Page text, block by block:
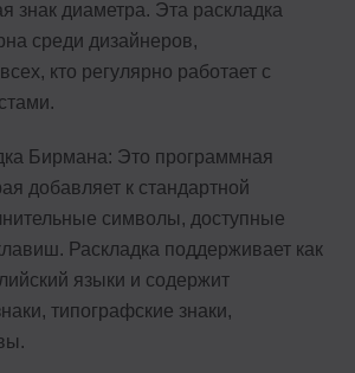
знак диаметра. Эта раскладка
среди дизайнеров,
кто регулярно работает с
Бирмана: Это программная
добавляет к стандартной
символы, доступные
Раскладка поддерживает как
языки и содержит
типографские знаки,